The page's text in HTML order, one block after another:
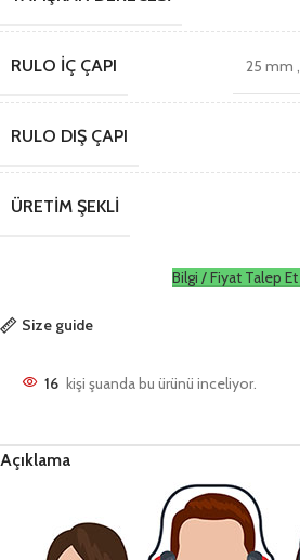
RULO İÇ ÇAPI 25 mm ,
RULO DIŞ ÇAPI
ÜRETIM ŞEKLI
Bilgi / Fiyat Talep Et
Size guide
16 kişi şuanda bu ürünü inceliyor.
Açıklama